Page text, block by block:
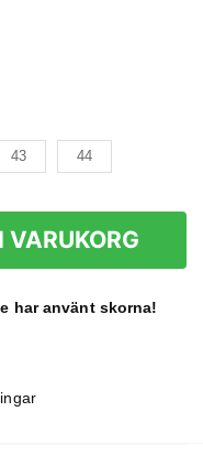
43 44
VARUKORG
har använt skorna!